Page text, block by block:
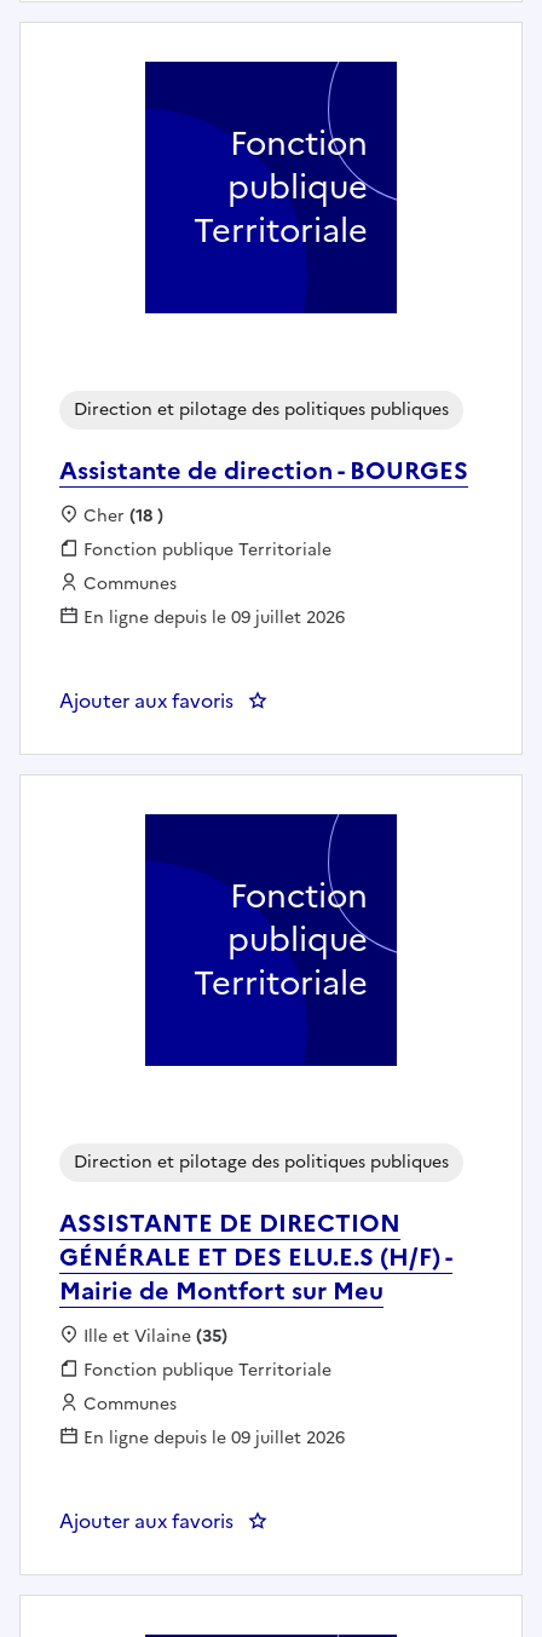
Assistante de direction - BOURGES
Direction et pilotage des politiques publiques
Localisation :
Cher (18 )
Fonction publique :
Fonction publique Territoriale
Employeur :
Communes
En ligne depuis le 09 juillet 2026
Ajouter aux favoris : Assistante de direction -
Fonction
publique
Territoriale
ASSISTANTE DE DIRECTION
GÉNÉRALE ET DES ELU.E.S (H/F) -
Mairie de Montfort sur Meu
Direction et pilotage des politiques publiques
Localisation :
Ille et Vilaine(35)
Fonction publique :
Fonction publique Territoriale
Employeur :
Communes
En ligne depuis le 09 juillet 2026
Ajouter aux favoris : ASSISTANTE DE DIRECTION
Fonction
publique
Territoriale